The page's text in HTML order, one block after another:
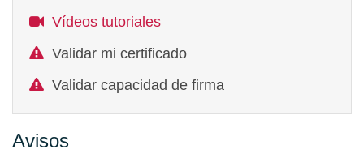
Vídeos tutoriales
Validar mi certificado
Validar capacidad de firma
Avisos